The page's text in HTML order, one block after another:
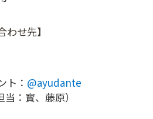
わせ先】
ト： @ayudante
：寳、藤原）